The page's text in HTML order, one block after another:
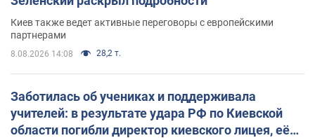
Киев также ведет активные переговоры с европейскими
партнерами
8.08.2026 14:08 28,2 т.
Заботилась об учениках и поддерживала
учителей: в результате удара РФ по Киевской
области погибли директор киевского лицея, её